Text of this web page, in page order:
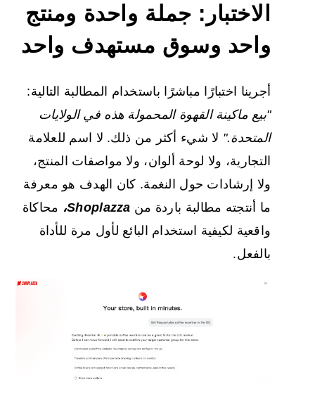
الاختبار: جملة واحدة ومنتج
واحد وسوق مستهدف واحد
أجرينا اختبارًا مباشرًا باستخدام المطالبة التالية:
"بيع ماكينة القهوة المحمولة هذه في الولايات
المتحدة." لا شيء أكثر من ذلك. لا اسم للعلامة
التجارية، ولا لوحة ألوان، ولا مواصفات المنتج،
ولا إرشادات حول النغمة. كان الهدف هو معرفة
ما أنتجته مطالبة باردة من Shoplazza،
محاكاة
واقعية لكيفية استخدام البائع لأول مرة للأداة
بالفعل.